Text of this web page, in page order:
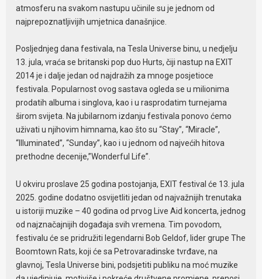
atmosferu na svakom nastupu učinile su je jednom od
najprepoznatljivijih umjetnica današnjice.
Posljednjeg dana festivala, na Tesla Universe binu, u nedjelju
13. jula, vraća se britanski pop duo Hurts, čiji nastup na EXIT
2014 je i dalje jedan od najdražih za mnoge posjetioce
festivala. Popularnost ovog sastava ogleda se u milionima
prodatih albuma i singlova, kao i u rasprodatim turnejama
širom svijeta. Na jubilarnom izdanju festivala ponovo ćemo
uživati u njihovim himnama, kao što su “Stay”, “Miracle”,
“Illuminated”, “Sunday”, kao i u jednom od najvećih hitova
prethodne decenije,”Wonderful Life”.
U okviru proslave 25 godina postojanja, EXIT festival će 13. jula
2025. godine dodatno osvijetliti jedan od najvažnijih trenutaka
u istoriji muzike – 40 godina od prvog Live Aid koncerta, jednog
od najznačajnijih događaja svih vremena. Tim povodom,
festivalu će se pridružiti legendarni Bob Geldof, lider grupe The
Boomtown Rats, koji će sa Petrovaradinske tvrđave, na
glavnoj, Tesla Universe bini, podsjetiti publiku na moć muzike